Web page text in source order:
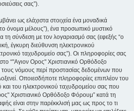
σας”).
ως ελάχιστα στοιχεία ένα μοναδικά
όνομα μέλους”), ένα προσωπικό μυστικό
τη σύνδεση με τον λογαριασμό σας (εφεξής “ο
έγκυρη διεύθυνση ηλεκτρονικού
ταχυδρομείο σας”). Οι πληροφορίες σας
“"Αγιον Ορος" Χριστιανικό Ορθόδοξο
νόμους περί προστασίας δεδομένων που
Οποιεσδήποτε πληροφορίες επιπλέον του
του ηλεκτρονικού ταχυδρομείου σας που
Χριστιανικό Ορθόδοξο Φόρουμ” κατά τη
είναι στην παρέκκλισή μας ως προς το τι